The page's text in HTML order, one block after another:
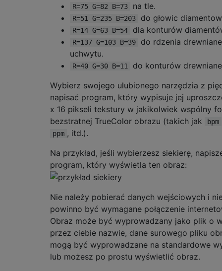
R=75 G=82 B=73 na tle.
R=51 G=235 B=203 do głowic
R=14 G=63 B=54 dla konturów
R=137 G=103 B=39
do rdzenia
uchwytu.
R=40 G=30 B=11
do konturów
Wybierz swojego ulubionego narzędzia z
napisać program, który wypisuje jej
x 16 pikseli tekstury w jakikolwiek wspólny
bezstratnej TrueColor obrazu (takich jak
bpm
ppm , itd.).
Na przykład, jeśli wybierzesz siekierę,
program, który wyświetla ten obraz:
Nie należy pobierać danych wejściowych i
powinno być wymagane połączenie
Obraz może być wyprowadzany jako plik o
przez ciebie nazwie, dane surowego pliku
mogą być wyprowadzane na standardowe
lub możesz po prostu wyświetlić obraz.